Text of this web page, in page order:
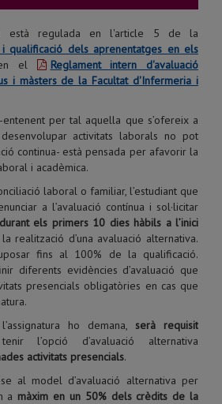
està regulada en l'article 5 de la
i qualificació dels aprenentatges en els
el
Reglament intern d'avaluació
i màsters de la Facultat d'Infermeria i
entenent per tal aquella que s’ofereix a
activitats laborals no pot
continua- està pensada per afavorir la
i acadèmica.
laboral o familiar, l’estudiant que
a l’avaluació contínua i sol·licitar
durant els primers 10 dies hàbils a l’inici
realització d’una avaluació alternativa.
fins al 100% de la qualificació.
diferents evidències d’avaluació que
presencials obligatòries en cas que
ho demana, serà requisit
l’opció d’avaluació alternativa
activitats presencials.
al model d’avaluació alternativa per
a màxim en un 50% dels crèdits de la